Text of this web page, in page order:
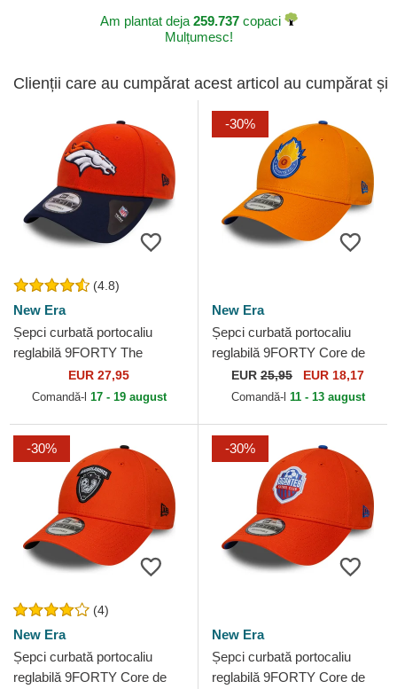
Am plantat deja 259.737copaci
Mulțumesc!
Clienții care au cumpărat acest articol au cumpărat și
(4.8)
New Era
Șepci curbată portocaliu
reglabilă 9FORTY The
League de Denver Broncos
NFL de New Era
EUR 27,95
Comandă-l 17 - 19 august
-30%
New Era
Șepci curbată portocaliu
reglabilă 9FORTY Core de
Saiyans FC Kings League de
New Era
EUR 25,95 EUR 18,17
Comandă-l 11 - 13 august
-30%
(4)
New Era
Șepci curbată portocaliu
reglabilă 9FORTY Core de
-30%
New Era
Șepci curbată portocaliu
reglabilă 9FORTY Core de